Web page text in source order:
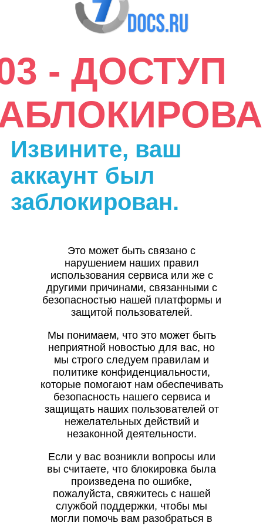
- ДОСТУП
Извините, ваш
аккаунт был
заблокирован.
Это может быть связано с
нарушением наших правил
использования сервиса или же с
другими причинами, связанными с
безопасностью нашей платформы и
защитой пользователей.
Мы понимаем, что это может быть
неприятной новостью для вас, но
мы строго следуем правилам и
политике конфиденциальности,
которые помогают нам обеспечивать
безопасность нашего сервиса и
защищать наших пользователей от
нежелательных действий и
незаконной деятельности.
Если у вас возникли вопросы или
вы считаете, что блокировка была
произведена по ошибке,
пожалуйста, свяжитесь с нашей
службой поддержки, чтобы мы
могли помочь вам разобраться в